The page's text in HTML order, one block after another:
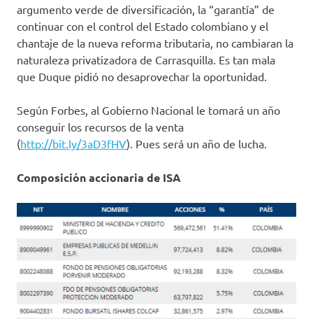
argumento verde de diversificación, la “garantía” de
continuar con el control del Estado colombiano y el
chantaje de la nueva reforma tributaria, no cambiaran la
naturaleza privatizadora de Carrasquilla. Es tan mala
que Duque pidió no desaprovechar la oportunidad.
Según Forbes, al Gobierno Nacional le tomará un año
conseguir los recursos de la venta
(http://bit.ly/3aD3fHV). Pues será un año de lucha.
Composición accionaria de ISA